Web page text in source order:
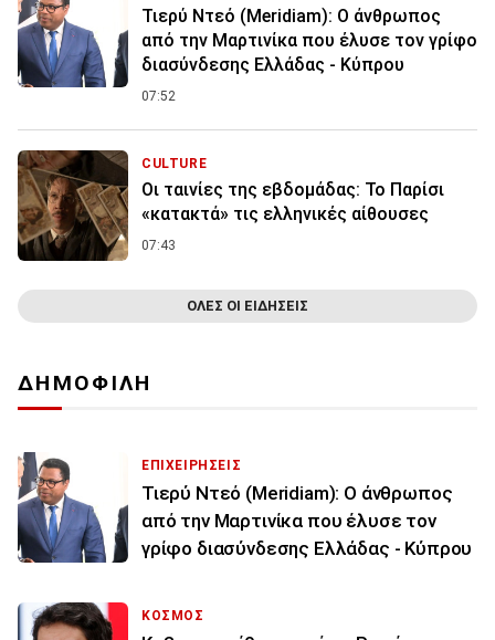
Τιερύ Ντεό (Meridiam): Ο άνθρωπος
από την Μαρτινίκα που έλυσε τον γρίφο
διασύνδεσης Ελλάδας - Κύπρου
07:52
CULTURE
Οι ταινίες της εβδομάδας: Το Παρίσι
«κατακτά» τις ελληνικές αίθουσες
07:43
ΟΛΕΣ ΟΙ ΕΙΔΗΣΕΙΣ
ΔΗΜΟΦΙΛΗ
ΕΠΙΧΕΙΡΗΣΕΙΣ
Τιερύ Ντεό (Meridiam): Ο άνθρωπος
από την Μαρτινίκα που έλυσε τον
γρίφο διασύνδεσης Ελλάδας - Κύπρου
ΚΟΣΜΟΣ